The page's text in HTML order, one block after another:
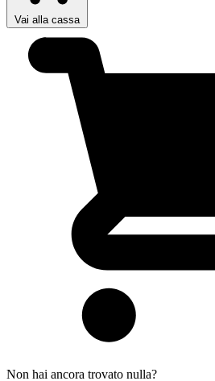
Vai alla cassa
Non hai ancora trovato nulla?